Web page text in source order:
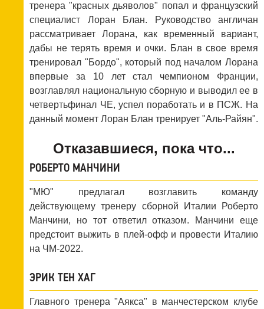
тренера "красных дьяволов" попал и французский
специалист Лоран Блан. Руководство англичан
рассматривает Лорана, как временный вариант,
дабы не терять время и очки. Блан в свое время
тренировал "Бордо", который под началом Лорана
впервые за 10 лет стал чемпионом Франции,
возглавлял национальную сборную и выводил ее в
четвертьфинал ЧЕ, успел поработать и в ПСЖ. На
данный момент Лоран Блан тренирует "Аль-Райян".
Отказавшиеся, пока что...
РОБЕРТО МАНЧИНИ
"МЮ" предлагал возглавить команду
действующему тренеру сборной Италии Роберто
Манчини, но тот ответил отказом. Манчини еще
предстоит выжить в плей-офф и провести Италию
на ЧМ-2022.
ЭРИК ТЕН ХАГ
Главного тренера "Аякса" в манчестерском клубе